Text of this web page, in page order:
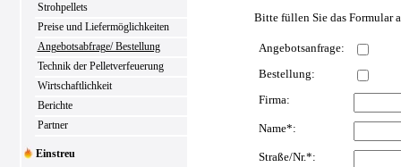
Strohpellets
Preise und Liefermöglichkeiten
Angebotsabfrage/ Bestellung
Technik der Pelletverfeuerung
Wirtschaftlichkeit
Berichte
Partner
Einstreu
Bitte füllen Sie das Formular
Angebotsanfrage:
Bestellung:
Firma:
Name*:
Straße/Nr.*: